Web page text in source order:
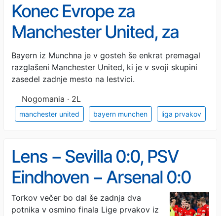
Konec Evrope za
Manchester United, za
slovo poraz na Old
Traffordu in zadnje mesto
v skupini
Bayern iz Munchna je v gosteh še enkrat premagal
razglašeni Manchester United, ki je v svoji skupini
zasedel zadnje mesto na lestvici.
Nogomania · 2L
manchester united bayern munchen liga prvakov
Lens − Sevilla 0:0, PSV
Eindhoven − Arsenal 0:0
Torkov večer bo dal še zadnja dva
potnika v osmino finala Lige prvakov iz